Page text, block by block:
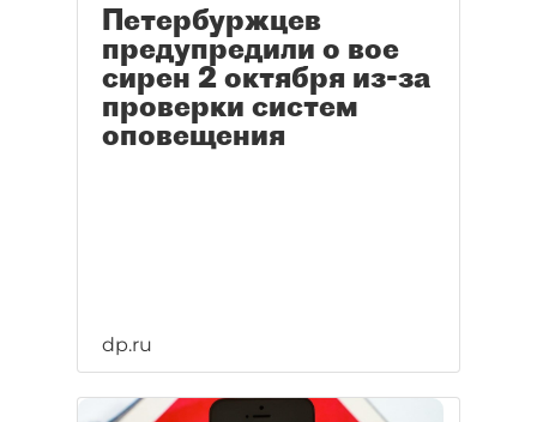
Петербуржцев
предупредили о вое
сирен 2 октября из-за
проверки систем
оповещения
dp.ru